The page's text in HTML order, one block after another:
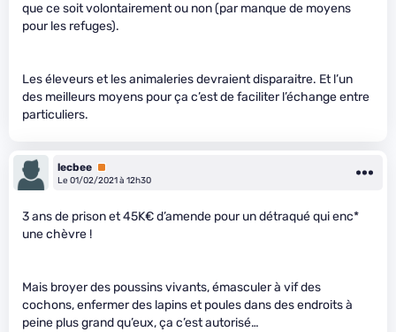
que ce soit volontairement ou non (par manque de moyens
pour les refuges).
Les éleveurs et les animaleries devraient disparaitre. Et l’un
des meilleurs moyens pour ça c’est de faciliter l’échange entre
particuliers.
lecbee Premium
Le 01/02/2021 à 12h30
3 ans de prison et 45K€ d’amende pour un détraqué qui enc*
une chèvre !
Mais broyer des poussins vivants, émasculer à vif des
cochons, enfermer des lapins et poules dans des endroits à
peine plus grand qu’eux, ça c’est autorisé…